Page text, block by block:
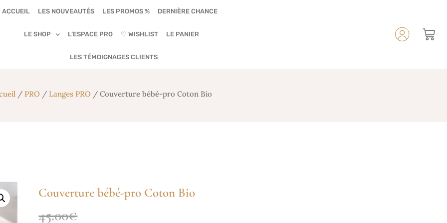
ACCUEIL LES NOUVEAUTÉS LES PROMOS % DERNIÈRE CHANCE
LE SHOP L’ESPACE PRO ♡ WISHLIST LE PANIER
LES TÉMOIGNAGES CLIENTS
/ PRO / Langes PRO / Couverture bébé-pro Coton Bio
Couverture bébé-pro Coton Bio
45.00€